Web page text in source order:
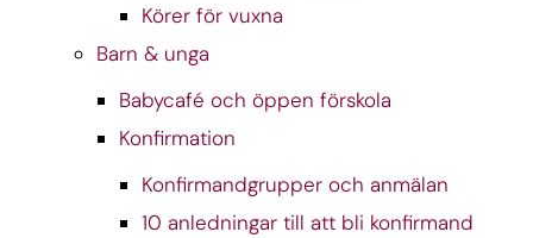
Körer för vuxna
Barn & unga
Babycafé och öppen förskola
Konfirmation
Konfirmandgrupper och anmälan
10 anledningar till att bli konfirmand